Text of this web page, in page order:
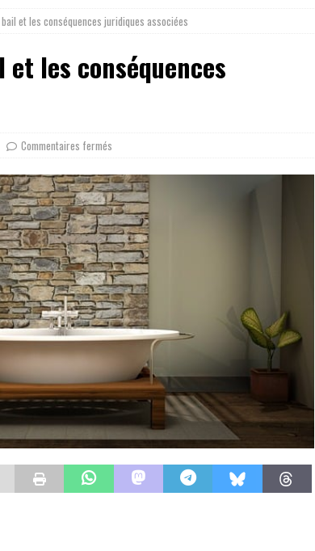
et les conséquences juridiques associées
les conséquences
Commentaires fermés